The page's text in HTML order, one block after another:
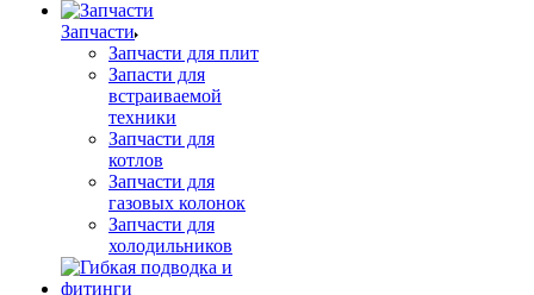
Запчасти
Запчасти для плит
Запасти для
встраиваемой
техники
Запчасти для
котлов
Запчасти для
газовых колонок
Запчасти для
холодильников